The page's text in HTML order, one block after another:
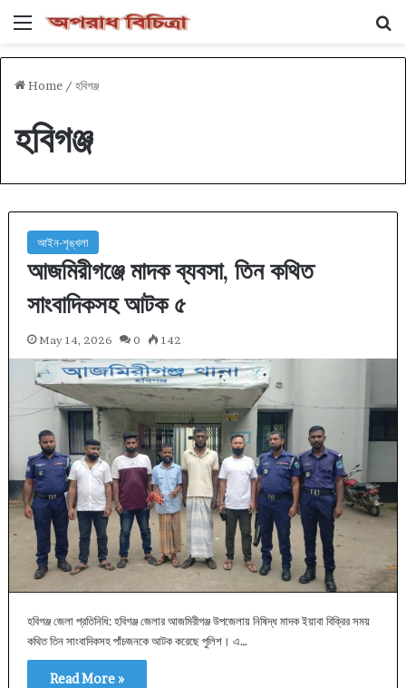
Menu
Home / হবিগঞ্জ
হবিগঞ্জ
আইন-শৃঙ্খলা
আজমিরীগঞ্জে মাদক ব্যবসা, তিন কথিত
সাংবাদিকসহ আটক ৫
May 14, 2026 0 142
হবিগঞ্জ জেলা প্রতিনিধি: হবিগঞ্জ জেলার আজমিরীগঞ্জ উপজেলায় নিষিদ্ধ মাদক ইয়াবা বিক্রির সময়
কথিত তিন সাংবাদিকসহ পাঁচজনকে আটক করেছে পুলিশ। এ…
Read More »